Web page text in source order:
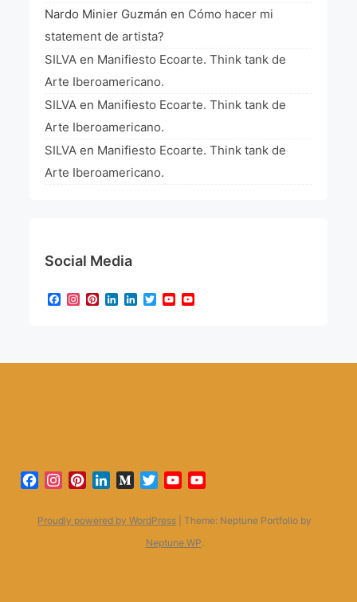
Nardo Minier Guzmán en Cómo hacer mi
statement de artista?
SILVA en Manifiesto Ecoarte. Think tank de
Arte Iberoamericano.
SILVA en Manifiesto Ecoarte. Think tank de
Arte Iberoamericano.
SILVA en Manifiesto Ecoarte. Think tank de
Arte Iberoamericano.
Social Media
Facebook
Instagram
Pinterest
LinkedIn
LinkedIn
TwitterYouTube
Facebook
Instagram
PinterestLinkedInMediumTwitterYouTube
Proudly powered by WordPress
Theme: Neptune Portfolio by
Neptune WP.